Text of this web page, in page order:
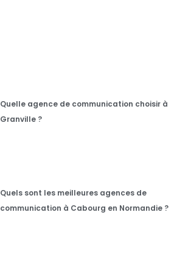
Quelle agence de communication choisir à
Granville ?
Quels sont les meilleures agences de
communication à Cabourg en Normandie ?